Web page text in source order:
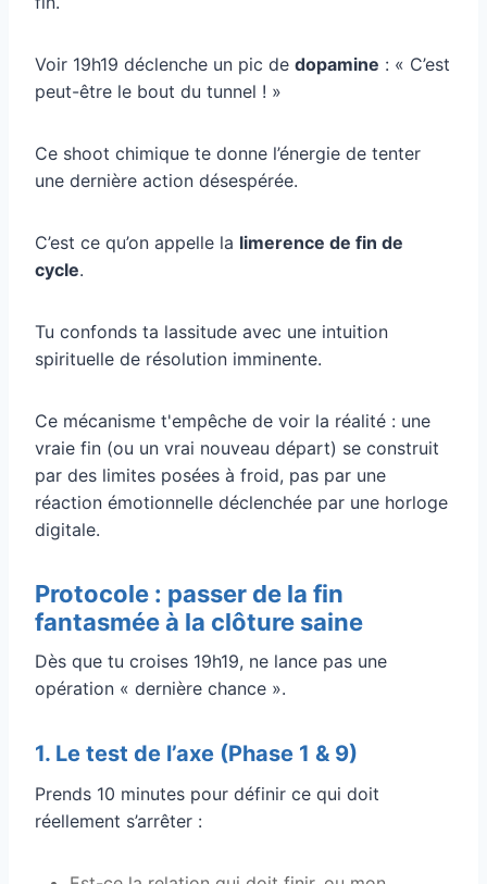
Voir 19h19 déclenche un pic de dopamine : « C’est
peut-être le bout du tunnel ! »
Ce shoot chimique te donne l’énergie de tenter
une dernière action désespérée.
C’est ce qu’on appelle la limerence de fin de
cycle.
Tu confonds ta lassitude avec une intuition
spirituelle de résolution imminente.
Ce mécanisme t'empêche de voir la réalité : une
vraie fin (ou un vrai nouveau départ) se construit
par des limites posées à froid, pas par une
réaction émotionnelle déclenchée par une horloge
digitale.
Protocole : passer de la fin
fantasmée à la clôture saine
Dès que tu croises 19h19, ne lance pas une
opération « dernière chance ».
1. Le test de l’axe (Phase 1 & 9)
Prends 10 minutes pour définir ce qui doit
réellement s’arrêter :